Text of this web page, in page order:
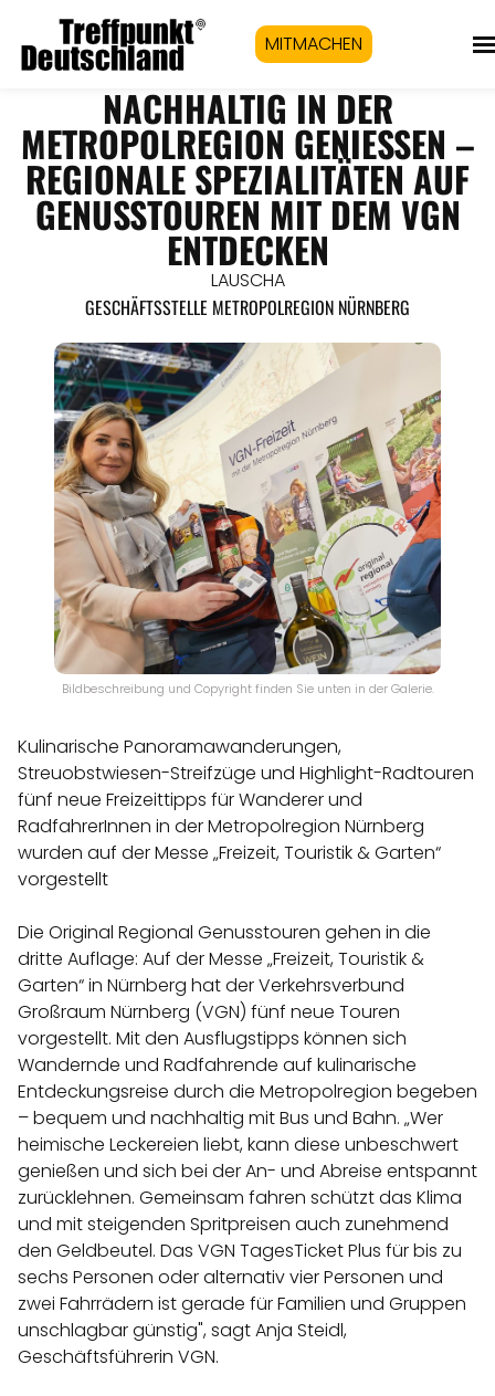
MITMACHEN
NACHHALTIG IN DER
METROPOLREGION GENIESSEN – R
EGIONALE SPEZIALITÄTEN AUF G
ENUSSTOUREN MIT DEM VGN E
NTDECKEN
LAUSCHA
GESCHÄFTSSTELLE METROPOLREGION NÜRNBERG
Bildbeschreibung und Copyright finden Sie unten in der Galerie.
Kulinarische Panoramawanderungen,
Streuobstwiesen-Streifzüge und Highlight-Radtouren
fünf neue Freizeittipps für Wanderer und
RadfahrerInnen in der Metropolregion Nürnberg
wurden auf der Messe „Freizeit, Touristik & Garten“
vorgestellt
Die Original Regional Genusstouren gehen in die
dritte Auflage: Auf der Messe „Freizeit, Touristik &
Garten“ in Nürnberg hat der Verkehrsverbund
Großraum Nürnberg (VGN) fünf neue Touren
vorgestellt. Mit den Ausflugstipps können sich
Wandernde und Radfahrende auf kulinarische
Entdeckungsreise durch die Metropolregion begeben
– bequem und nachhaltig mit Bus und Bahn. „Wer
heimische Leckereien liebt, kann diese unbeschwert
genießen und sich bei der An- und Abreise entspannt
zurücklehnen. Gemeinsam fahren schützt das Klima
und mit steigenden Spritpreisen auch zunehmend
den Geldbeutel. Das VGN TagesTicket Plus für bis zu
sechs Personen oder alternativ vier Personen und
zwei Fahrrädern ist gerade für Familien und Gruppen
unschlagbar günstig", sagt Anja Steidl,
Geschäftsführerin VGN.